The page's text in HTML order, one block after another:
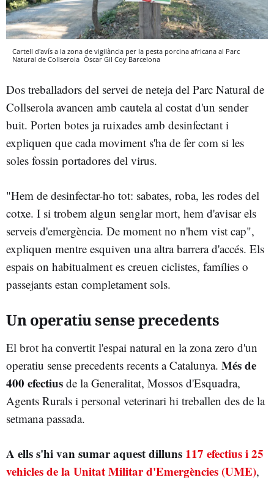
Cartell d'avís a la zona de vigilància per la pesta porcina africana al Parc
Natural de Collserola Òscar Gil Coy Barcelona
Dos treballadors del servei de neteja del Parc Natural de
Collserola avancen amb cautela al costat d'un sender
buit. Porten botes ja ruixades amb desinfectant i
expliquen que cada moviment s'ha de fer com si les
soles fossin portadores del virus.
"Hem de desinfectar-ho tot: sabates, roba, les rodes del
cotxe. I si trobem algun senglar mort, hem d'avisar els
serveis d'emergència. De moment no n'hem vist cap",
expliquen mentre esquiven una altra barrera d'accés. Els
espais on habitualment es creuen ciclistes, famílies o
passejants estan completament sols.
Un operatiu sense precedents
El brot ha convertit l'espai natural en la zona zero d'un
operatiu sense precedents recents a Catalunya. Més de
400 efectius de la Generalitat, Mossos d'Esquadra,
Agents Rurals i personal veterinari hi treballen des de la
setmana passada.
A ells s'hi van sumar aquest dilluns 117 efectius i 25
vehicles de la Unitat Militar d'Emergències (UME),